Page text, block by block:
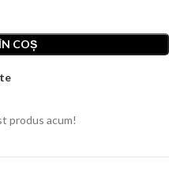
COȘ
produs acum!